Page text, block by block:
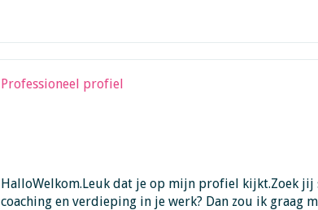
Professioneel profiel
HalloWelkom.Leuk dat je op mijn profiel kijkt.Zoek jij
coaching en verdieping in je werk? Dan zou ik graag